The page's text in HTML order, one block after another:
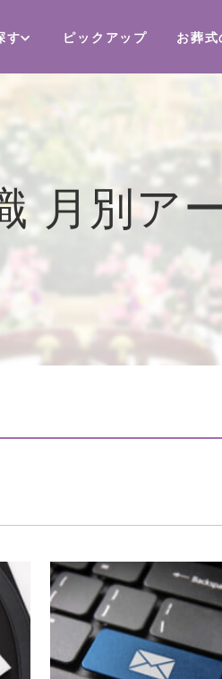
す ピックアップ お葬
月別ア